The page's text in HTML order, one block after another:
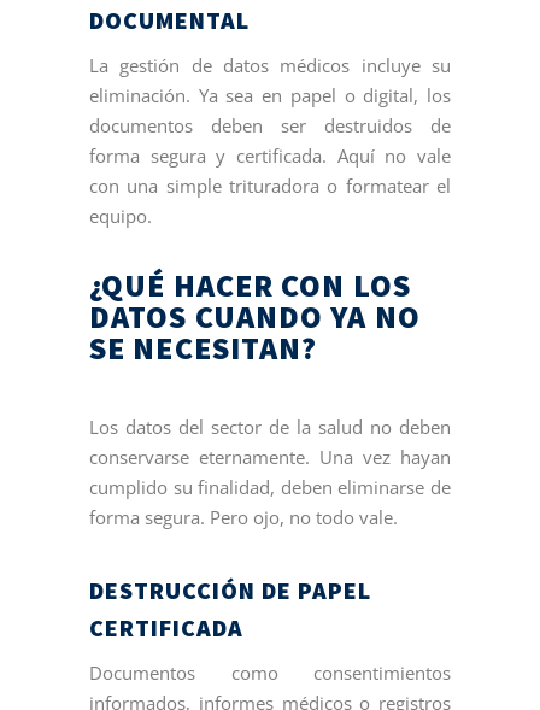
DOCUMENTAL
La gestión de datos médicos incluye su
eliminación. Ya sea en papel o digital, los
documentos deben ser destruidos de
forma segura y certificada. Aquí no vale
con una simple trituradora o formatear el
equipo.
¿QUÉ HACER CON LOS
DATOS CUANDO YA NO
SE NECESITAN?
Los datos del sector de la salud no deben
conservarse eternamente. Una vez hayan
cumplido su finalidad, deben eliminarse de
forma segura. Pero ojo, no todo vale.
DESTRUCCIÓN DE PAPEL
CERTIFICADA
Documentos como consentimientos
informados, informes médicos o registros